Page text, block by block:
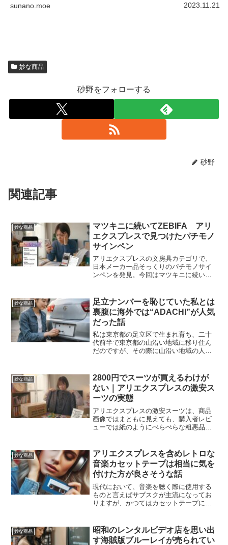
sunano.moe 2023.11.21
妙な商品
砂野をフォローする
砂野
関連記事
妙な商品
マツキニに続いてZEBIFA アリ
エクスプレスで見つけたパチモノ
サインペン
アリエクスプレスの文房具カテゴリで、
日本メーカー品そっくりのパチモノサイ
ンペンを発見。今回はマツキニに続いて
妙な商品
足立ナンバーを恥じていた私とは
裏腹に海外では“ADACHI”が人気
だった話
私は東京都の足立区で生まれ育ち、二十
代前半で東京都の山沿い地域に移り住ん
だのですが、その際に山沿い地域の人々
今の今まで足立区に居住していたのです
から、引っ越した直後は当...
妙な商品
2800円でスーツが買えるわけが
ない｜アリエクスプレスの激安ス
ーツの実態
アリエクスプレスの激安スーツは、商品
画像ではまともに見えても、購入者レビ
ューでは紙のようにぺらぺらな粗悪品ば
妙な商品
アリエクスプレスを含めレトロな
音楽カセットテープは相当に気を
付けた方が良さそうな話
現代において、音楽を聴く際に使用する
ものと言えばサブスクが主流になってお
りますが、かつてはカセットテープにて
した。特に車で音楽を聴く際にはレコー
ドやCDからカセットテ...
妙な商品
昭和のレンタルビデオ店を思い出
す海賊版ブルーレイが売られてい